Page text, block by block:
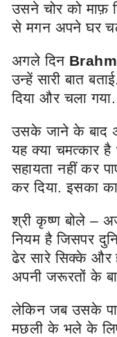
उसने चोर को माफ़
से मगन अपने घर
अगले दिन
उन्हें सारी बात
दिया और चला गया.
उसके जाने के बाद
यह क्या चमत्कार
सहायता नहीं कर
कर दिया. इसका
श्री कृष्ण बोले –
नियम है जिसपर
ढेर सारे सिक्के और
अपनी जरूरतों के
लेकिन जब उसके
मछली के भले के